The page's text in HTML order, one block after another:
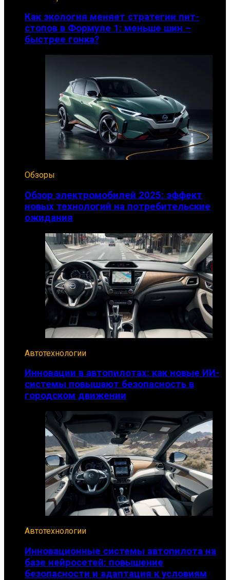
Как экология меняет стратегии пит-
стопов в Формуле 1: меньше шин –
быстрее гонка?
Обзоры
Обзор электромобилей 2025: эффект
новых технологий на потребительские
ожидания
Автотехнологии
Инновации в автопилотах: как новые ИИ-
системы повышают безопасность в
городском движении
Автотехнологии
Инновационные системы автопилота на
базе нейросетей: повышение
безопасности и адаптация к условиям